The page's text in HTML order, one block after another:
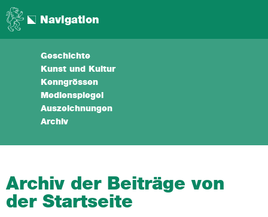
Navigation
Geschichte
Kunst und Kultur
Kenngrössen
Medienspiegel
Auszeichnungen
Archiv
Archiv der Beiträge von
der Startseite